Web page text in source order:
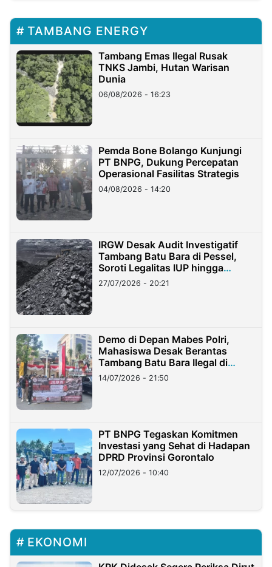
TAMBANG ENERGY
Tambang Emas Ilegal Rusak
TNKS Jambi, Hutan Warisan
Dunia
06/08/2026 - 16:23
Pemda Bone Bolango Kunjungi
PT BNPG, Dukung Percepatan
Operasional Fasilitas Strategis
04/08/2026 - 14:20
IRGW Desak Audit Investigatif
Tambang Batu Bara di Pessel,
Soroti Legalitas IUP hingga
Stockpile
27/07/2026 - 20:21
Demo di Depan Mabes Polri,
Mahasiswa Desak Berantas
Tambang Batu Bara Ilegal di
Lampung
14/07/2026 - 21:50
PT BNPG Tegaskan Komitmen
Investasi yang Sehat di Hadapan
DPRD Provinsi Gorontalo
12/07/2026 - 10:40
EKONOMI